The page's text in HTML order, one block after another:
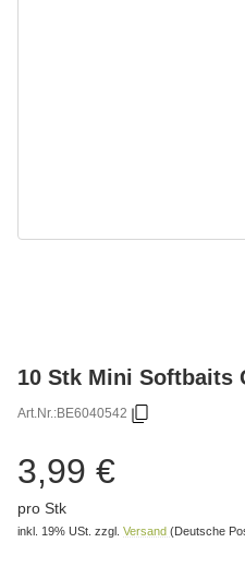
10 Stk Mini Softbaits
Art.Nr.:BE6040542
3,99 €
pro Stk
inkl. 19% USt. zzgl. Versand (Deutsche